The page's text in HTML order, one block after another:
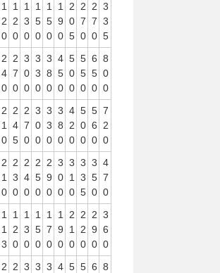
1
2
0
1
2
0
1
3
0
1
5
0
1
5
0
1
9
0
2
0
5
2
7
0
2
7
0
3
3
5
2
4
0
2
7
0
3
0
0
3
3
0
3
8
0
4
5
0
5
0
0
5
5
0
6
5
0
8
0
0
2
1
0
2
4
5
2
7
0
3
0
0
3
3
0
3
8
0
4
2
0
5
0
0
5
6
0
7
2
0
2
1
0
2
3
0
2
4
0
2
5
0
2
9
0
3
0
0
3
1
0
3
3
5
3
5
0
4
7
0
1
1
3
1
2
0
1
3
0
1
5
0
1
7
0
1
9
0
2
1
0
2
2
0
2
9
0
3
6
0
2
2 3 3 3 4 5 5 6 8